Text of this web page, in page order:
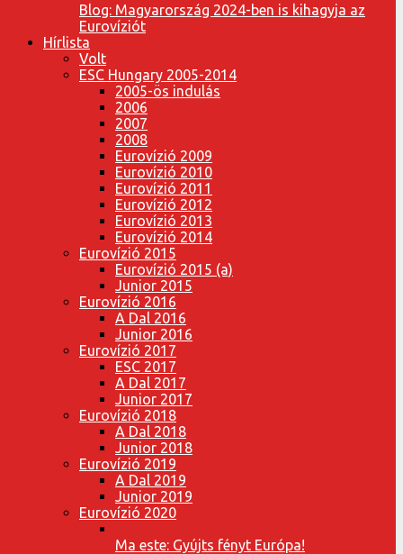
Blog: Magyarország 2024-ben is kihagyja az
Eurovíziót
Hírlista
Volt
ESC Hungary 2005-2014
2005-ös indulás
2006
2007
2008
Eurovízió 2009
Eurovízió 2010
Eurovízió 2011
Eurovízió 2012
Eurovízió 2013
Eurovízió 2014
Eurovízió 2015
Eurovízió 2015 (a)
Junior 2015
Eurovízió 2016
A Dal 2016
Junior 2016
Eurovízió 2017
ESC 2017
A Dal 2017
Junior 2017
Eurovízió 2018
A Dal 2018
Junior 2018
Eurovízió 2019
A Dal 2019
Junior 2019
Eurovízió 2020
Ma este: Gyújts fényt Európa!